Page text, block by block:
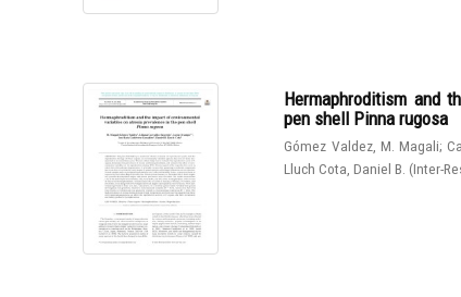
Hermaphroditism and
pen shell Pinna rugosa
Gómez Valdez, M. Magali;
Lluch Cota, Daniel B. (Inter-